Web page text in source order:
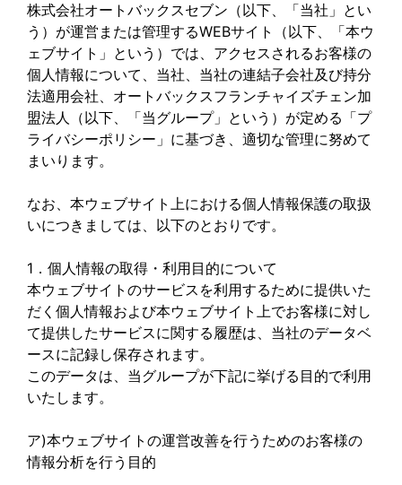
株式会社オートバックスセブン（以下、「当社」とい
う）が運営または管理するWEBサイト（以下、「本ウ
ェブサイト」という）では、アクセスされるお客様の
個人情報について、当社、当社の連結子会社及び持分
法適用会社、オートバックスフランチャイズチェン加
盟法人（以下、「当グループ」という）が定める「プ
ライバシーポリシー」に基づき、適切な管理に努めて
まいります。
なお、本ウェブサイト上における個人情報保護の取扱
いにつきましては、以下のとおりです。
1．個人情報の取得・利用目的について
本ウェブサイトのサービスを利用するために提供いた
だく個人情報および本ウェブサイト上でお客様に対し
て提供したサービスに関する履歴は、当社のデータベ
ースに記録し保存されます。
このデータは、当グループが下記に挙げる目的で利用
いたします。
ア)本ウェブサイトの運営改善を行うためのお客様の
情報分析を行う目的